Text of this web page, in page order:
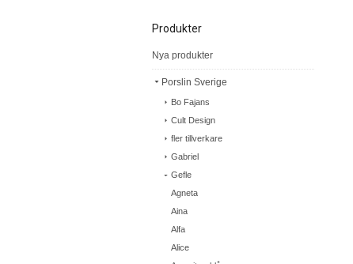
Produkter
Nya produkter
Porslin Sverige
Bo Fajans
Cult Design
fler tillverkare
Gabriel
Gefle
Agneta
Aina
Alfa
Alice